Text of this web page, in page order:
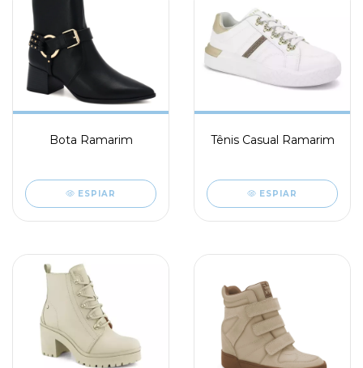
Bota Ramarim
ESPIAR
Tênis Casual Ramarim
ESPIAR